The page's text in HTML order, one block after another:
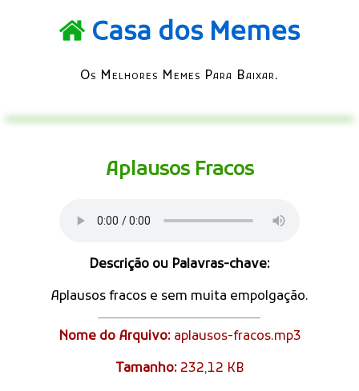
Casa dos Memes
Os Melhores Memes Para Baixar.
Aplausos Fracos
Descrição ou Palavras-chave:
Aplausos fracos e sem muita empolgação.
Nome do Arquivo:aplausos-fracos.mp3
Tamanho:232,12 KB